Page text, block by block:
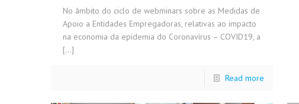
No âmbito do ciclo de webminars sobre as Medidas de
Apoio a Entidades Empregadoras, relativas ao impacto
na economia da epidemia do Coronavírus – COVID19, a
[…]
Read more